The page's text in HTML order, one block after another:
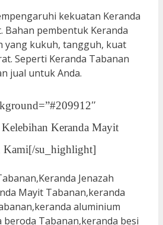
kekuatan Keranda
Bahan pembentuk Keranda
yang kukuh, tangguh, kuat
Seperti Keranda Tabanan
jual untuk Anda.
Keranda Mayit
Kami[/su_highlight]